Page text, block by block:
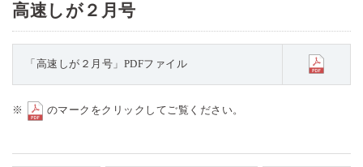
高速しが２月号
「高速しが２月号」PDFファイル
※ のマークをクリックしてご覧ください。